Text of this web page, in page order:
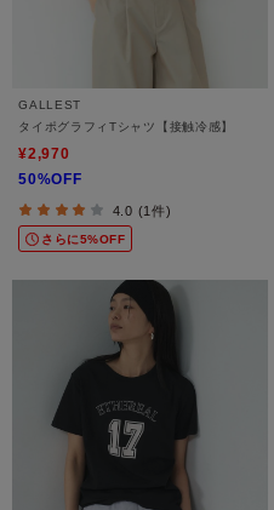
GALLEST
タイポグラフィTシャツ【接触冷感】
¥2,970
50%OFF
4.0 (1件)
さらに5%OFF